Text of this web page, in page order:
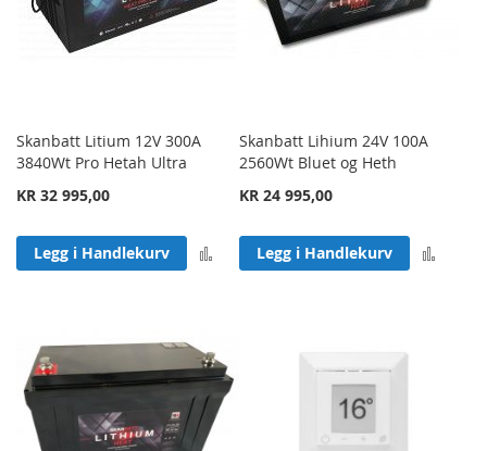
Skanbatt Litium 12V 300A
3840Wt Pro Hetah Ultra
KR 32 995,00
Legg i Handlekurv Legg til sammenligning
Skanbatt Lihium 24V 100A
2560Wt Bluet og Heth
KR 24 995,00
Legg i Handlekurv